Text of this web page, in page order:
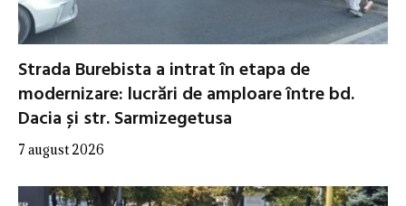
Strada Burebista a intrat în etapa de
modernizare: lucrări de amploare între bd.
Dacia și str. Sarmizegetusa
7 august 2026